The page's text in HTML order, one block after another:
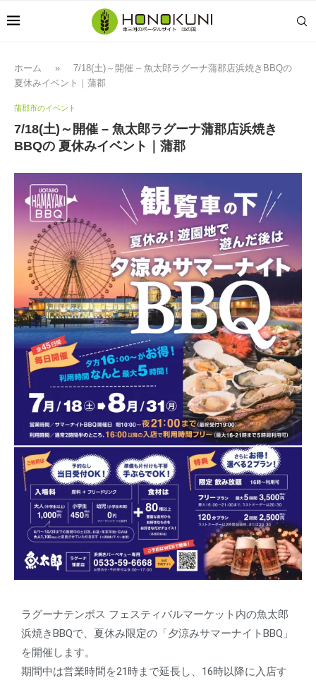
ホーム »
7/18(土)～開催 – 魚太郎ラグーナ蒲郡店浜焼きBBQの
夏休みイベント｜蒲郡
蒲郡市のイベント
7/18(土)～開催 – 魚太郎ラグーナ蒲郡店浜焼き
BBQの 夏休みイベント｜蒲郡
ラグーナテンボス フェスティバルマーケット内の魚太郎
浜焼きBBQで、夏休み限定の「夕涼みサマーナイトBBQ」
を開催します。
期間中は営業時間を21時まで延長し、16時以降に入店す